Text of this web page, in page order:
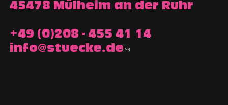
45478 Mülheim an der Ruhr
+49 (0)208 - 455 41 14
info@stuecke.de